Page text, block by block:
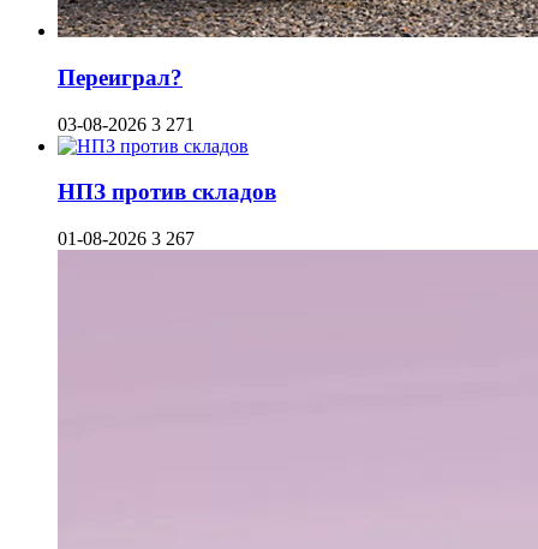
Переиграл?
03-08-2026 3 271
НПЗ против складов
01-08-2026 3 267